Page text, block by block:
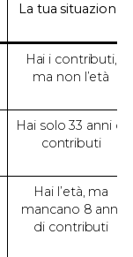
La tua situazione
Hai i contributi,
ma non l’età
Hai solo 33 anni di
contributi
Hai l’età, ma
mancano 8 anni
di contributi